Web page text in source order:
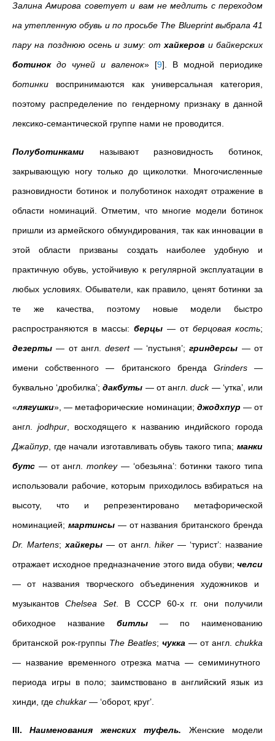
Залина Амирова советует и вам не медлить с переходом
на утепленную обувь и по просьбе The Blueprint выбрала 41
пару на позднюю осень и зиму: отхайкеров и байкерских
ботинокдо чуней и валенок» [9] . В модной периодике
ботинки воспринимаются как универсальная категория,
поэтому распределение по гендерному признаку в данной
лексико-семантической группе нами не проводится.
Полуботинками называют разновидность ботинок,
закрывающую ногу только до щиколотки. Многочисленные
разновидности ботинок и полуботинок находят отражение в
области номинаций. Отметим, что многие модели ботинок
пришли из армейского обмундирования, так как инновации в
этой области призваны создать наиболее удобную и
практичную обувь, устойчивую к регулярной эксплуатации в
любых условиях. Обыватели, как правило, ценят ботинки за
те же качества, поэтому новые модели быстро
распространяются в массы: берцы — от берцовая кость;
дезерты — от англ.desert— ‘пустыня’;гриндерсы — от
имени собственного — британского бренда Grinders
—
буквально ‘дробилка’;дакбуты — от англ.duck— ‘утка’, или
«лягушки», — метафорические номинации; джодхпур — от
англ. jodhpur , восходящего к названию индийского города
Джайпур , где начали изготавливать обувь такого типа; манки
бутс — от англ.monkey— ‘обезьяна’: ботинки такого типа
использовали рабочие, которым приходилось взбираться на
высоту, что и репрезентировано метафорической
номинацией; мартинсы— от названия британского бренда
Dr. Martens; хайкеры — от англ. hiker — ‘турист’: название
отражает исходное предназначение этого вида обуви; челси
— от названия творческого объединения художников и
музыкантовChelsea Set. В СССР 60-х гг. они получили
обиходное название битлы — по наименованию
британской рок-группы The Beatles; чукка — от англ. chukka
— название временного отрезка матча — семиминутного
периода игры в поло; заимствовано в английский язык из
хинди, где chukkar — ‘оборот, круг’.
III.Наименования женских туфель. Женские модели